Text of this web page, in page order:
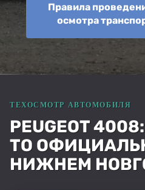
Правила
осмотра
PEUGEOT
ТО
НИЖНЕМ